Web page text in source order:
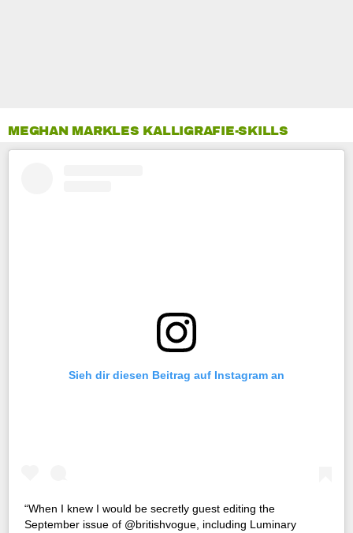
MEGHAN MARKLES KALLIGRAFIE-SKILLS
Sieh dir diesen Beitrag auf Instagram an
“When I knew I would be secretly guest editing the
September issue of @britishvogue, including Luminary